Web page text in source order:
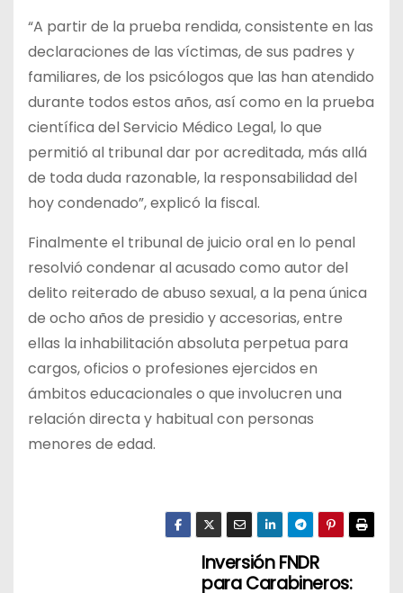
“A partir de la prueba rendida, consistente en las
declaraciones de las víctimas, de sus padres y
familiares, de los psicólogos que las han atendido
durante todos estos años, así como en la prueba
científica del Servicio Médico Legal, lo que
permitió al tribunal dar por acreditada, más allá
de toda duda razonable, la responsabilidad del
hoy condenado”, explicó la fiscal.
Finalmente el tribunal de juicio oral en lo penal
resolvió condenar al acusado como autor del
delito reiterado de abuso sexual, a la pena única
de ocho años de presidio y accesorias, entre
ellas la inhabilitación absoluta perpetua para
cargos, oficios o profesiones ejercidos en
ámbitos educacionales o que involucren una
relación directa y habitual con personas
menores de edad.
Inversión FNDR
para Carabineros: